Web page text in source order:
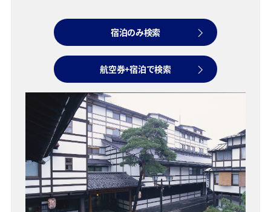
宿泊のみ検索
航空券+宿泊で検索